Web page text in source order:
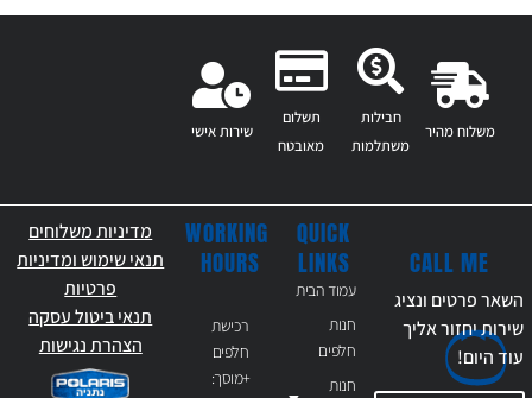
משלוח מהיר
חבילות
משתלמות
תשלום
מאובטח
שירות אישי
QUICK
LINKS
עמוד הבית
חנות
חלפים
חנות
WORKING
HOURS
רכישת
חלפים
+מוסך:
CALL ME
השאר פרטים ונציג
שירות יחזור אליך
עודהיום!
מדיניות משלוחים
תנאי שימוש ומדיניות
פרטיות
תנאי ביטול עסקה
הצהרת נגישות